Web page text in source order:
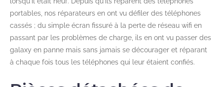
portables, nos réparateurs en ont vu défiler des téléphones
cassés ; du simple écran fissuré à la perte de réseau wifi en
passant par les problèmes de charge, ils en ont vu passer des
galaxy en panne mais sans jamais se décourager et réparant
à chaque fois tous les téléphones qui leur étaient confiés.